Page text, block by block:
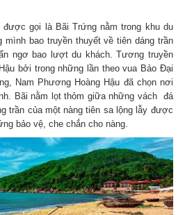
được gọi là Bãi Trứng nằm trong khu du
mình bao truyền thuyết về tiên dáng trần
ngơ bao lượt du khách. Tương truyền
bởi trong những lần theo vua Bảo Đại
Nam Phương Hoàng Hậu đã chọn nơi
Bãi nằm lọt thỏm giữa những vách đá
trần của một nàng tiên sa lộng lẫy được
bảo vệ, che chắn cho nàng.